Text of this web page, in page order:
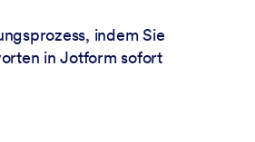
indem Sie
in Jotform sofort